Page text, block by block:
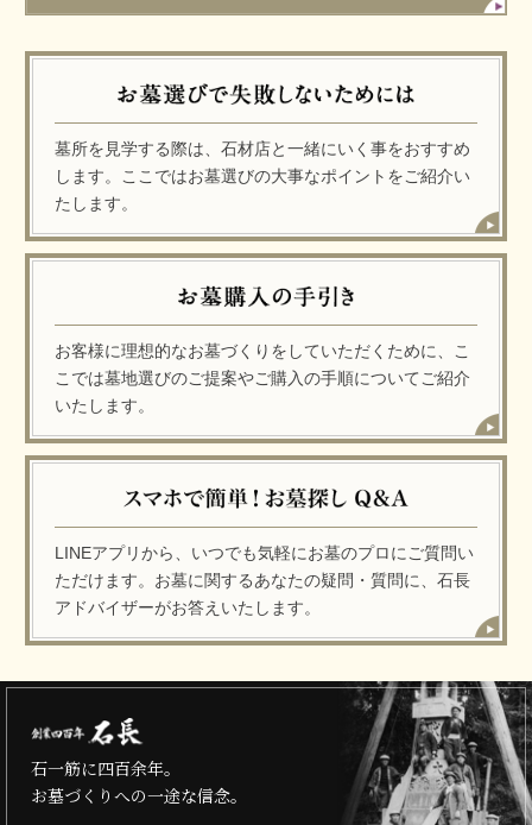
墓所を見学する際は、石材店と一緒にいく事をおすすめ
します。ここではお墓選びの大事なポイントをご紹介い
たします。
お客様に理想的なお墓づくりをしていただくために、こ
こでは墓地選びのご提案やご購入の手順についてご紹介
いたします。
LINEアプリから、いつでも気軽にお墓のプロにご質問い
ただけます。お墓に関するあなたの疑問・質問に、石長
アドバイザーがお答えいたします。
石一筋に四百余年。
お墓づくりへの一途な信念。